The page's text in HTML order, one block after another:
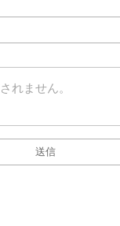
送信